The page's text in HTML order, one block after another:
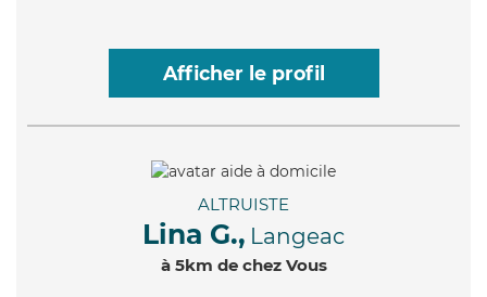
Afficher le profil
ALTRUISTE
Lina G., Langeac
à 5km de chez Vous